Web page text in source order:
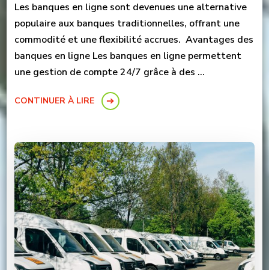
Les banques en ligne sont devenues une alternative
populaire aux banques traditionnelles, offrant une
commodité et une flexibilité accrues. Avantages des
banques en ligne Les banques en ligne permettent
une gestion de compte 24/7 grâce à des …
CONTINUER À LIRE